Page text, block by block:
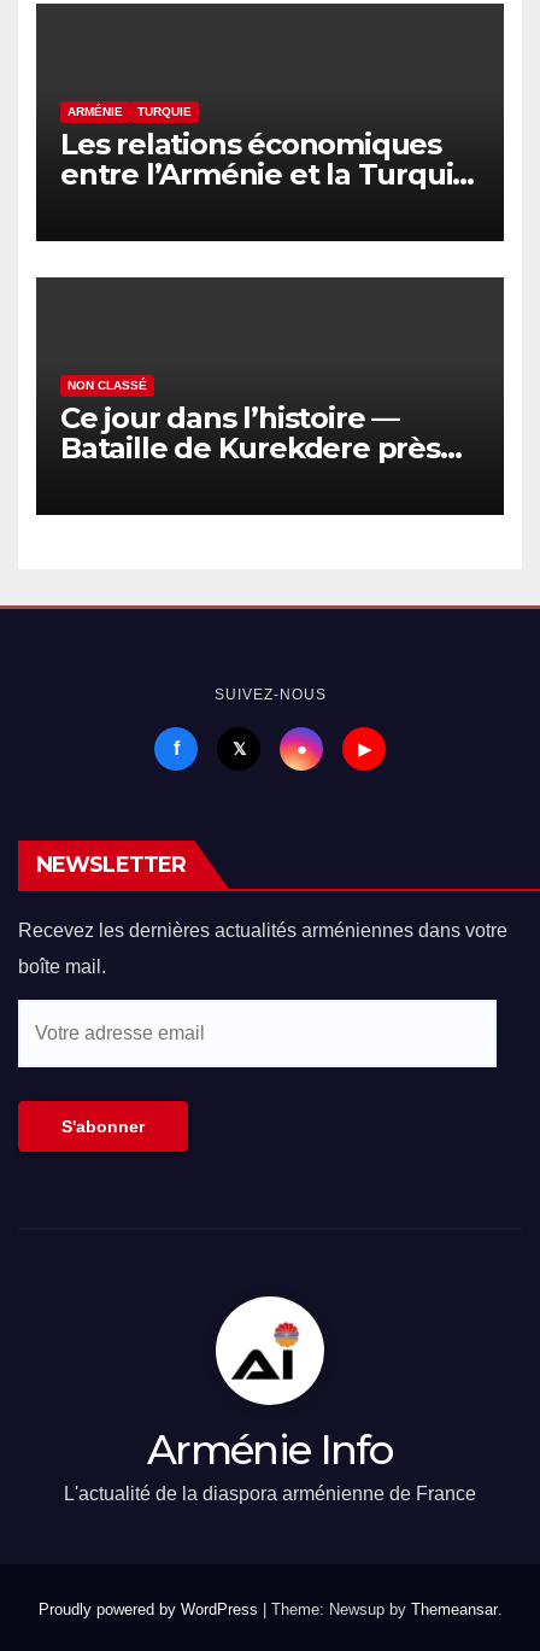
ARMÉNIE TURQUIE
Les relations économiques
entre l’Arménie et la Turquie
NON CLASSÉ
Ce jour dans l’histoire —
Bataille de Kurekdere près
SUIVEZ-NOUS
f 𝕏 ● ▶
NEWSLETTER
Recevez les dernières actualités arméniennes dans votre
boîte mail.
S'abonner
Arménie Info
L'actualité de la diaspora arménienne de France
Proudly powered by WordPress Theme: Newsup by Themeansar.